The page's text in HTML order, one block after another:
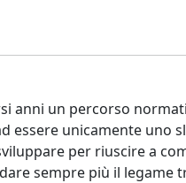
anni un percorso
essere unicamente uno
per riuscire a
sempre più il